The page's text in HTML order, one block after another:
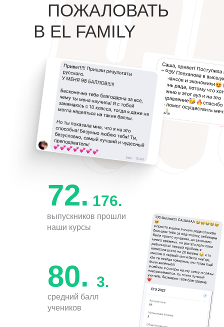
ПОЖАЛОВАТЬ
В EL FAMILY
72. 176.
выпускников прошли
наши курсы
80. 3.
средний балл
учеников